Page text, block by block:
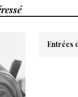
Entrées